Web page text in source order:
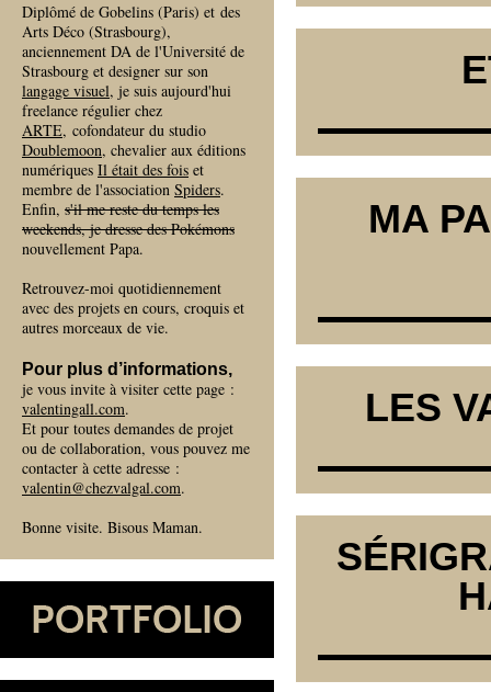
MA
LES
Diplômé de Gobelins (Paris) et des
Arts Déco (Strasbourg),
anciennement DA de l'Université de
Strasbourg et designer sur son
langage visuel, je suis aujourd'hui
freelance régulier chez
ARTE, cofondateur du studio
Doublemoon, chevalier aux éditions
numériques Il était des fois et
membre de l'association Spiders.
Enfin, s'il me reste du temps les
weekends, je dresse des Pokémons
nouvellement Papa.
Retrouvez-moi quotidiennement
avec des projets en cours, croquis et
autres morceaux de vie.
Pour plus d’informations,
je vous invite à visiter cette page :
valentingall.com.
Et pour toutes demandes de projet
ou de collaboration, vous pouvez me
contacter à cette adresse :
valentin@chezvalgal.com.
Bonne visite. Bisous Maman.